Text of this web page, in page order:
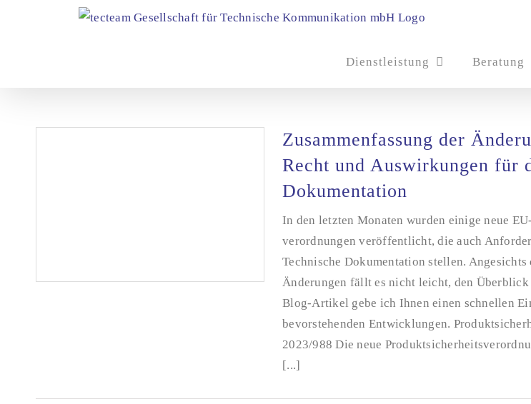
Dienstleistung Beratung
Zusammenfassung der
Recht und Auswirkungen für
Dokumentation
In den letzten Monaten wurden einige neue
verordnungen veröffentlicht, die auch
Technische Dokumentation stellen. Angesichts
Änderungen fällt es nicht leicht, den Überblick
Blog-Artikel gebe ich Ihnen einen schnellen
bevorstehenden Entwicklungen.
2023/988 Die neue
[...]